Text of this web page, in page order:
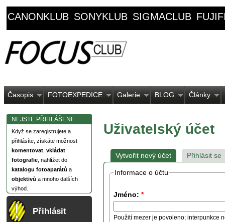
CANONKLUB SONYKLUB SIGMACLUB
Časopis FOTOEXPEDICE Galerie BLOG Články
NEJSTE PŘIHLÁŠENI
Když se zaregistrujete a
přihlásíte, získáte možnost
komentovat vkládat
fotografie , nahlížet do
katalogu fotoaparátů a
objektivů a mnoho dalších
výhod.
Přihlásit
Uživatelský účet
Vytvořit nový účet Přihlásit se
Informace o účtu
Jméno: *
Použití mezer je povoleno; interpunkce